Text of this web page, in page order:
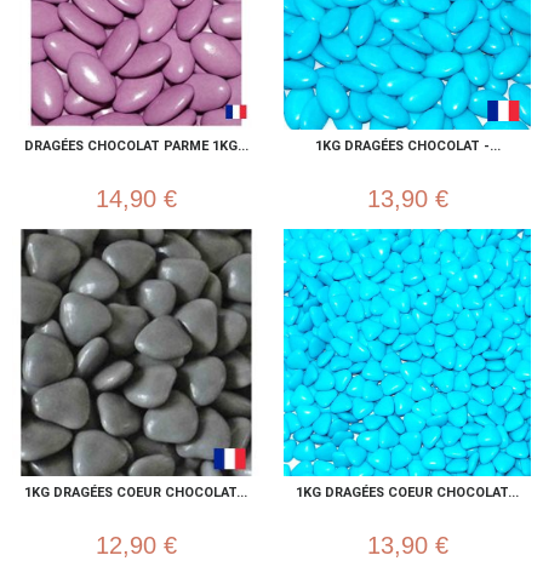
DRAGÉES CHOCOLAT PARME 1KG...
14,90 €
1KG DRAGÉES CHOCOLAT -...
13,90 €
1KG DRAGÉES COEUR CHOCOLAT...
12,90 €
1KG DRAGÉES COEUR CHOCOLAT...
13,90 €